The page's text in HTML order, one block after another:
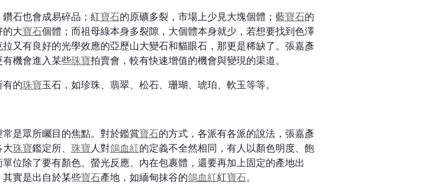
石也會成易碎品；紅寶石的原礦多裂，市場上少見大塊個體；藍寶石的
大寶石個體；而祖母綠本身多裂隙，大個體本身就少，若想要找到色澤
又有良好的光學效應的亞歷山大變石和貓眼石，那更是稀缺了。張嘉彥
機會進入某些珠寶拍賣會，較有快速增值的機會與變現的渠道。
的珠寶玉石，如珍珠、翡翠、松石、珊瑚、琥珀、軟玉等等。
是眾所矚目的焦點。對於鑑賞寶石的方式，各派有各派的說法，張嘉彥
大珠寶鑑定所、 珠寶人對鴿血紅的定義不全然相同，有人以顏色明度、飽
位除了要有顏色、螢光反應、內在包裹體，還要再加上固定的產地出
實是出自於某些寶石產地，如緬甸抹谷的鴿血紅紅寶石。